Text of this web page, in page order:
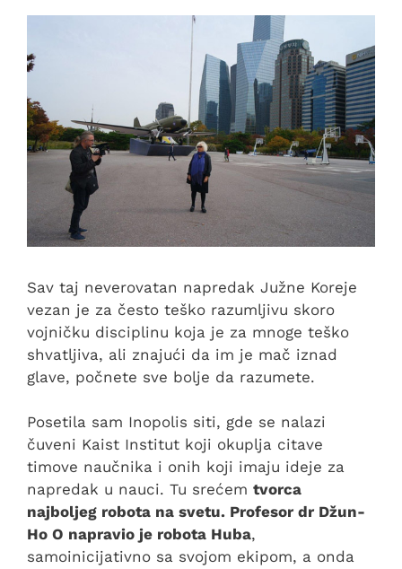
Sav taj neverovatan napredak Južne Koreje
vezan je za često teško razumljivu skoro
vojničku disciplinu koja je za mnoge teško
shvatljiva, ali znajući da im je mač iznad
glave, počnete sve bolje da razumete.
Posetila sam Inopolis siti, gde se nalazi
čuveni Kaist Institut koji okuplja citave
timove naučnika i onih koji imaju ideje za
napredak u nauci. Tu srećem tvorca
najboljeg robota na svetu. Profesor dr Džun-
Ho O napravio je robota Huba,
samoinicijativno sa svojom ekipom, a onda